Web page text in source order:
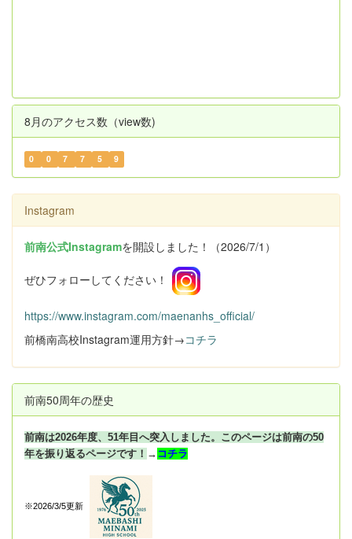
8月のアクセス数（view数)
0 0 7 7 5 9
Instagram
前南公式Instagramを開設しました！（2026/7/1）
ぜひフォローしてください！
https://www.instagram.com/maenanhs_official/
前橋南高校Instagram運用方針→コチラ
前南50周年の歴史
前南は2026年度、51年目へ突入しました。このページは前南の50
年を振り返るページです！ → コチラ
※2026/3/5更新